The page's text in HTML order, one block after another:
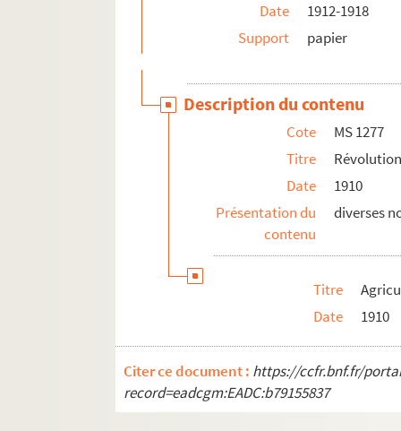
Date
1912-1918
Support
papier
Description du contenu
Cote
MS 1277
Titre
Date
1910
Présentation du
contenu
diverses
Titre
Date
1910
Citer ce document : https://ccfr.bnf.fr/
record=eadcgm:EADC:b79155837